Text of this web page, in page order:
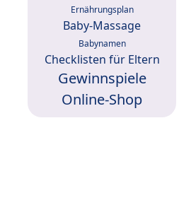
Ernährungsplan
Baby-Massage
Babynamen
Checklisten für Eltern
Gewinnspiele
Online-Shop